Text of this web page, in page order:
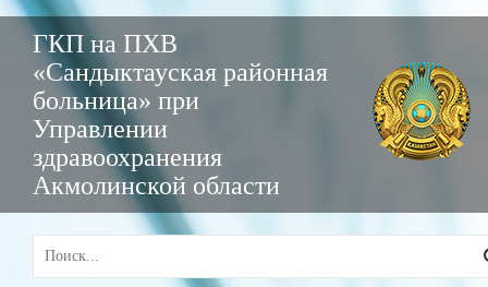
ГКП на ПХВ
«Сандыктауская районная
больница» при
Управлении
здравоохранения
Акмолинской области